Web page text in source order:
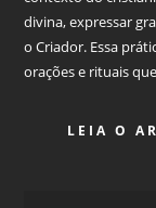
divina, expressar
o Criador. Essa
orações e rituais
LEIA O